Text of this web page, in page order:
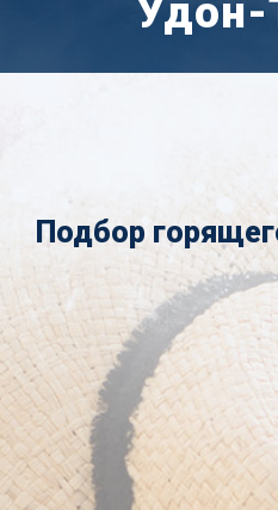
Удон-
Подбор